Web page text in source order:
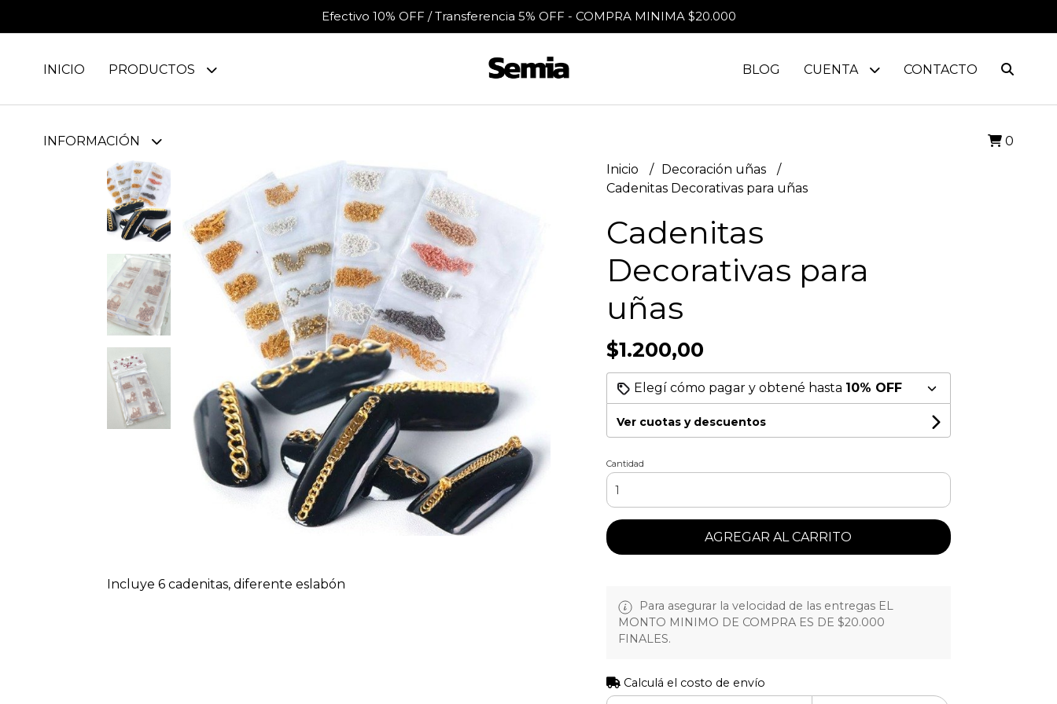
Efectivo 10% OFF / Transferencia 5% OFF - COMPRA MINIMA $20.000
INICIO PRODUCTOS
INFORMACIÓN
BLOG CUENTA CONTACTO
0
Incluye 6 cadenitas, diferente eslabón
Inicio
Decoración uñas
Cadenitas Decorativas para uñas
Cadenitas
Decorativas para
uñas
$1.200,00
Elegí cómo pagar y obtené hasta 10% OFF
Ver cuotas y descuentos
Cantidad
AGREGAR AL CARRITO
Para asegurar la velocidad de las entregas EL
MONTO MINIMO DE COMPRA ES DE $20.000
FINALES.
Calculá el costo de envío